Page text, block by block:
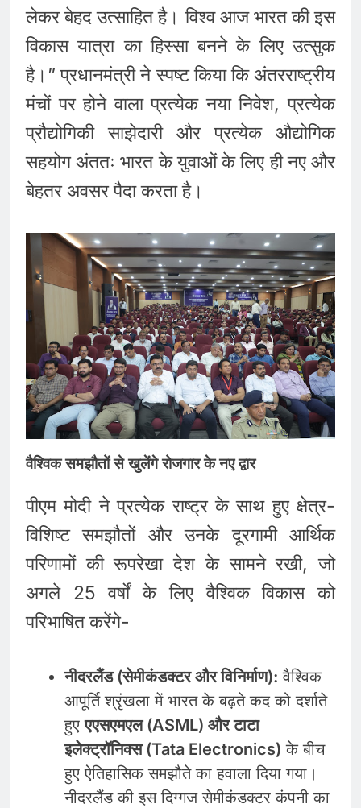
लेकर बेहद उत्साहित है। विश्व आज भारत की इस
विकास यात्रा का हिस्सा बनने के लिए उत्सुक
है।” प्रधानमंत्री ने स्पष्ट किया कि अंतरराष्ट्रीय
मंचों पर होने वाला प्रत्येक नया निवेश, प्रत्येक
प्रौद्योगिकी साझेदारी और प्रत्येक औद्योगिक
सहयोग अंततः भारत के युवाओं के लिए ही नए और
बेहतर अवसर पैदा करता है।
वैश्विक समझौतों से खुलेंगे रोजगार के नए द्वार
पीएम मोदी ने प्रत्येक राष्ट्र के साथ हुए क्षेत्र-
विशिष्ट समझौतों और उनके दूरगामी आर्थिक
परिणामों की रूपरेखा देश के सामने रखी, जो
अगले 25 वर्षों के लिए वैश्विक विकास को
परिभाषित करेंगे-
नीदरलैंड (सेमीकंडक्टर और विनिर्माण): वैश्विक
आपूर्ति श्रृंखला में भारत के बढ़ते कद को दर्शाते
हुएएएसएमएल (ASML) और टाटा
इलेक्ट्रॉनिक्स (Tata Electronics) के बीच
हुए ऐतिहासिक समझौते का हवाला दिया गया।
नीदरलैंड की इस दिग्गज सेमीकंडक्टर कंपनी का